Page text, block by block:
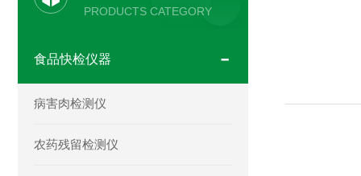
PRODUCTS CATEGORY
食品快检仪器
病害肉检测仪
农药残留检测仪